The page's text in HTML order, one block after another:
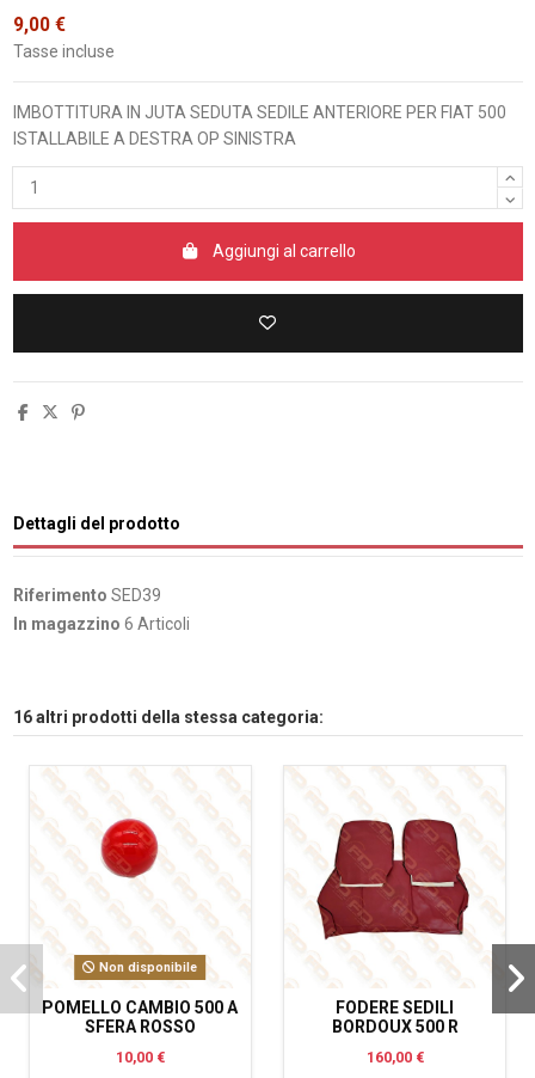
9,00 €
Tasse incluse
IMBOTTITURA IN JUTA SEDUTA SEDILE ANTERIORE PER FIAT 500
ISTALLABILE A DESTRA OP SINISTRA
Aggiungi al carrello
Dettagli del prodotto
Riferimento SED39
In magazzino 6 Articoli
16 altri prodotti della stessa categoria:
Non disponibile
POMELLO CAMBIO 500 A
SFERA ROSSO
10,00 €
FODERE SEDILI
BORDOUX 500 R
160,00 €